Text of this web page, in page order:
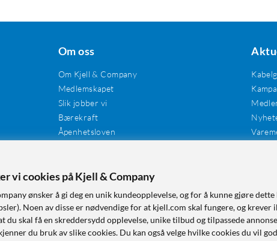
Om oss
Om Kjell & Company
Medlemskapet
Slik jobber vi
Bærekraft
Åpenhetsloven
Tilgjengelighet
vi cookies på Kjell & Company
ønsker å gi deg en unik kundeopplevelse, og for å kunne gjøre
Noen av disse er nødvendige for at kjell.com skal fungere, og krever
du skal få en skreddersydd opplevelse, unike tilbud og tilpassede
du bruk av slike cookies. Du kan også velge hvilke cookies du vil